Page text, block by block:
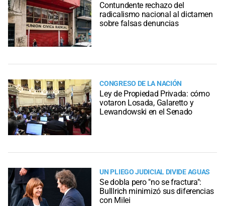
Contundente rechazo del
radicalismo nacional al dictamen
sobre falsas denuncias
CONGRESO DE LA NACIÓN
Ley de Propiedad Privada: cómo
votaron Losada, Galaretto y
Lewandowski en el Senado
UN PLIEGO JUDICIAL DIVIDE AGUAS
Se dobla pero "no se fractura":
Bulllrich minimizó sus diferencias
con Milei